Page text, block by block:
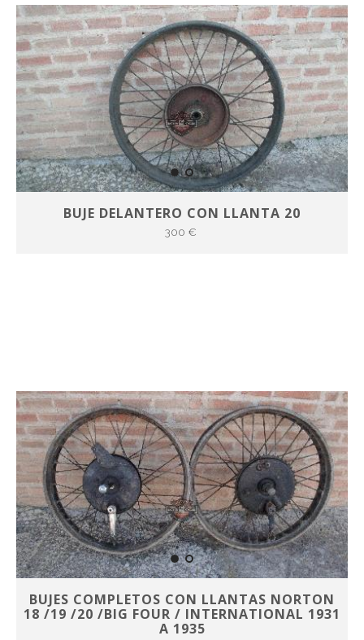
BUJE DELANTERO CON LLANTA 20
300 €
BUJES COMPLETOS CON LLANTAS NORTON
18 /19 /20 /BIG FOUR / INTERNATIONAL 1931
A 1935